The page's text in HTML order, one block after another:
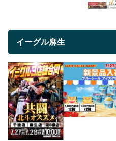
イーグル麻生